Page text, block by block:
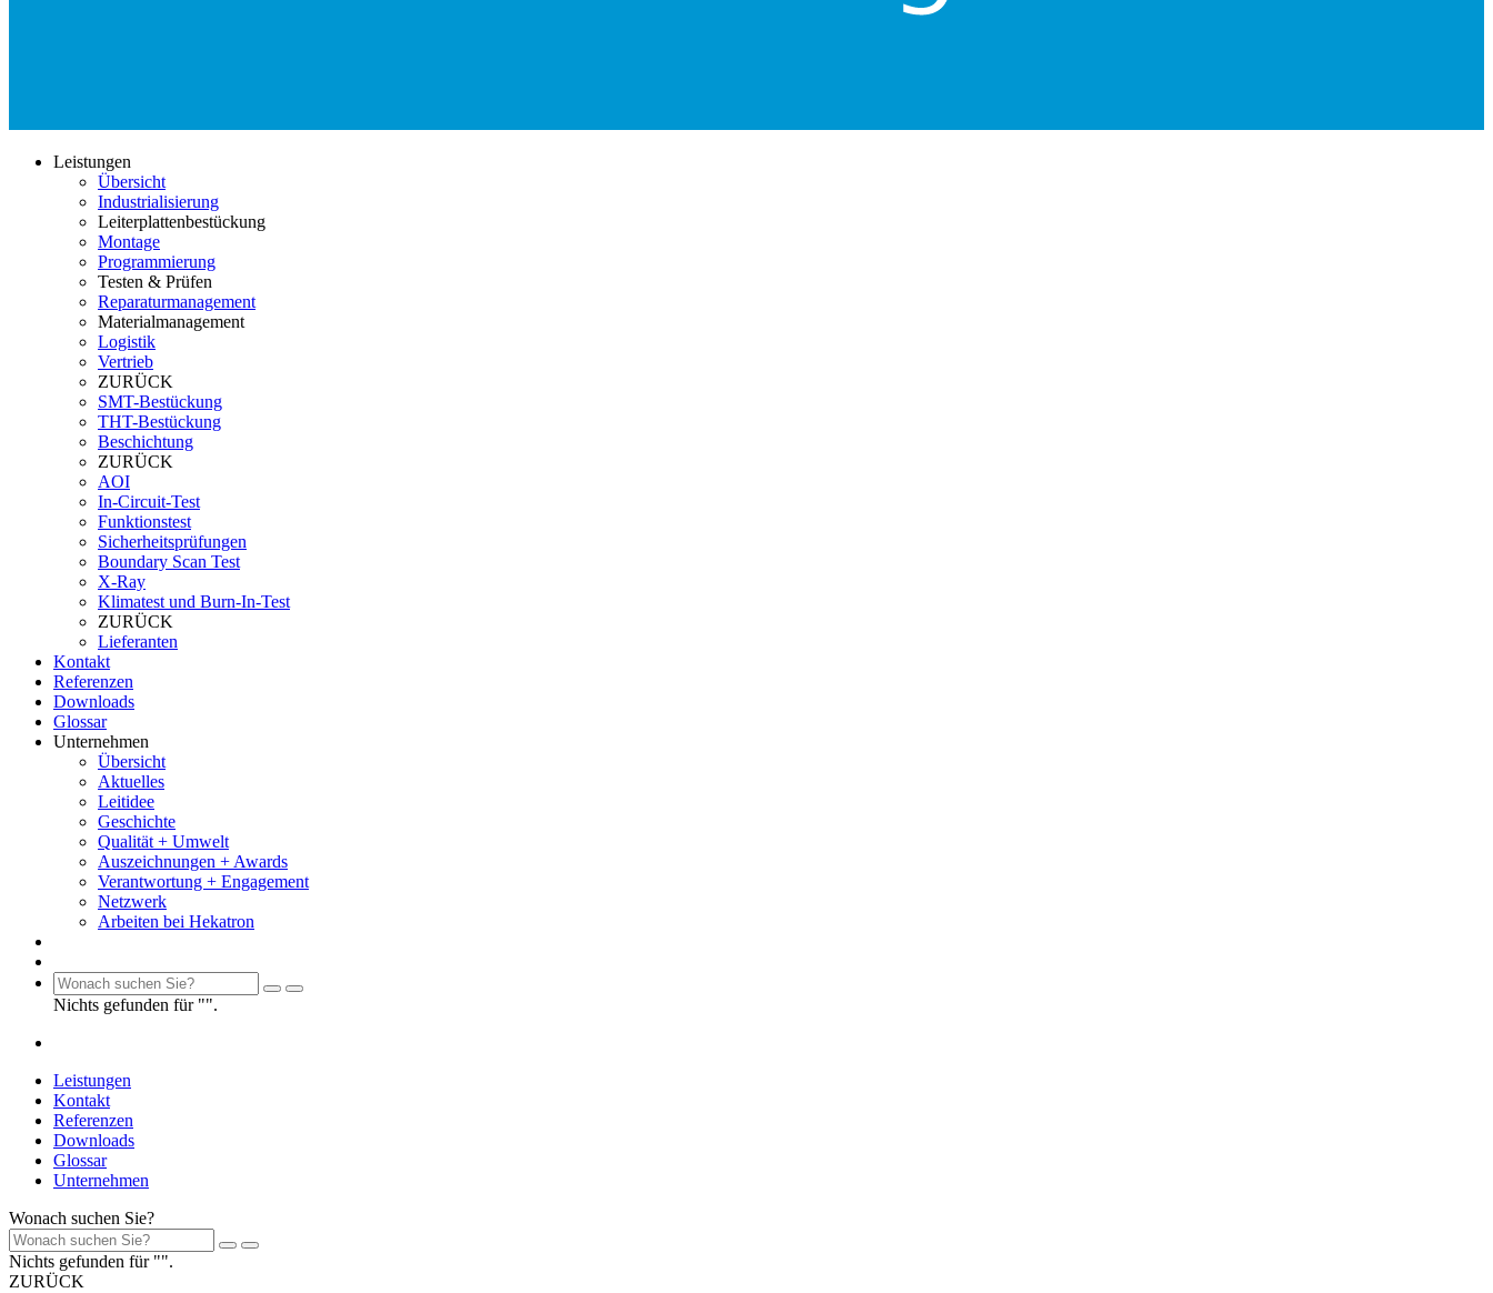
Leistungen
Übersicht
Industrialisierung
Leiterplattenbestückung
Montage
Programmierung
Testen & Prüfen
Reparaturmanagement
Materialmanagement
Logistik
Vertrieb
ZURÜCK
SMT-Bestückung
THT-Bestückung
Beschichtung
ZURÜCK
AOI
In-Circuit-Test
Funktionstest
Sicherheitsprüfungen
Boundary Scan Test
X-Ray
Klimatest und Burn-In-Test
ZURÜCK
Lieferanten
Kontakt
Referenzen
Downloads
Glossar
Unternehmen
Übersicht
Aktuelles
Leitidee
Geschichte
Qualität + Umwelt
Auszeichnungen + Awards
Verantwortung + Engagement
Netzwerk
Arbeiten bei Hekatron
Nichts gefunden für "".
Leistungen
Kontakt
Referenzen
Downloads
Glossar
Unternehmen
Wonach suchen Sie?
Nichts gefunden für "".
ZURÜCK